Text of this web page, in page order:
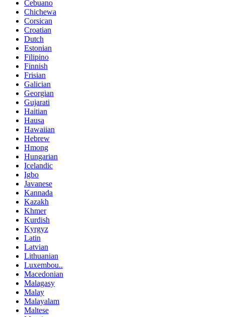
Cebuano
Chichewa
Corsican
Croatian
Dutch
Estonian
Filipino
Finnish
Frisian
Galician
Georgian
Gujarati
Haitian
Hausa
Hawaiian
Hebrew
Hmong
Hungarian
Icelandic
Igbo
Javanese
Kannada
Kazakh
Khmer
Kurdish
Kyrgyz
Latin
Latvian
Lithuanian
Luxembou..
Macedonian
Malagasy
Malay
Malayalam
Maltese